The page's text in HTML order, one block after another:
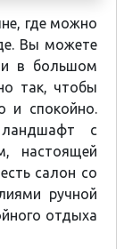
где можно
Вы можете
в большом
так, чтобы
и спокойно.
с
настоящей
салон со
ручной
отдыха